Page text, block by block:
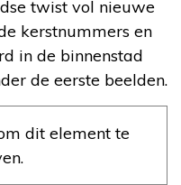
twist vol nieuwe
kerstnummers en
in de binnenstad
de eerste beelden.
dit element te